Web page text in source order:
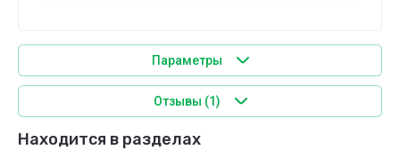
Параметры
Отзывы (1)
Находится в разделах